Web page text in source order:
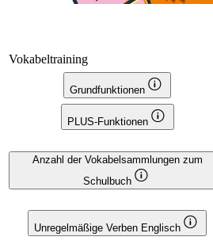
Vokabeltraining
Grundfunktionen
PLUS-Funktionen
Anzahl der Vokabelsammlungen zum
Schulbuch
Unregelmäßige Verben Englisch